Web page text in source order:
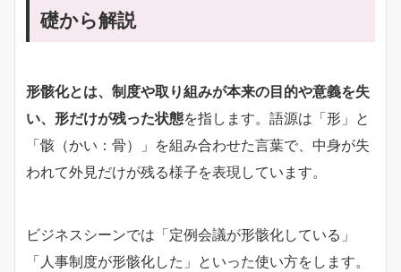
礎から解説
形骸化とは、制度や取り組みが本来の目的や意義を失
い、形だけが残った状態を指します。語源は「形」と
「骸（かい：骨）」を組み合わせた言葉で、中身が失
われて外見だけが残る様子を表現しています。
ビジネスシーンでは「定例会議が形骸化している」
「人事制度が形骸化した」といった使い方をします。